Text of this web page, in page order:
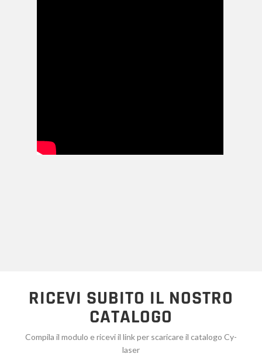
RICEVI SUBITO IL NOSTRO
CATALOGO
Compila il modulo e ricevi il link per scaricare il catalogo Cy-
laser